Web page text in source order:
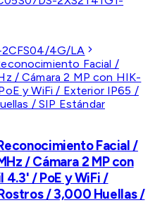
2CFS04/4G/LA
Facial /
/ Cámara 2 MP con
4.3' / PoE y WiFi /
/ 3,000 Huellas /